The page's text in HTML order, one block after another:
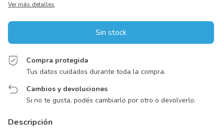
Ver más detalles
Compra protegida
Tus datos cuidados durante toda la compra.
Cambios y devoluciones
Si no te gusta, podés cambiarlo por otro o devolverlo.
Descripción